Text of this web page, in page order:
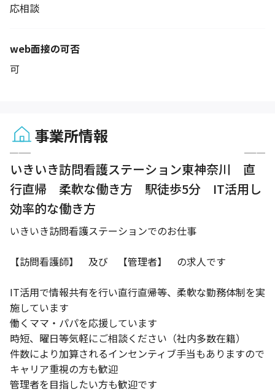
応相談
web面接の可否
可
事業所情報
いきいき訪問看護ステーション東神奈川 直
行直帰 柔軟な働き方 駅徒歩5分 IT活用し
効率的な働き方
いきいき訪問看護ステーションでのお仕事
【訪問看護師】 及び 【管理者】 の求人です
IT活用で情報共有を行い直行直帰等、柔軟な勤務体制を実
施しています
働くママ・パパを応援しています
時短、曜日等気軽にご相談ください（社内多数在籍）
件数により加算されるインセンティブ手当もありますので
キャリア重視の方も歓迎
管理者を目指したい方も歓迎です